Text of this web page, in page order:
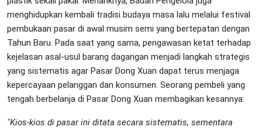
menghidupkan kembali tradisi budaya masa lalu melalui festival
pembukaan pasar di awal musim semi yang bertepatan dengan
Tahun Baru. Pada saat yang sama, pengawasan ketat terhadap
kejelasan asal-usul barang dagangan menjadi langkah strategis
yang sistematis agar Pasar Dong Xuan dapat terus menjaga
kepercayaan pelanggan dan konsumen. Seorang pembeli yang
tengah berbelanja di Pasar Dong Xuan membagikan kesannya:
"Kios-kios di pasar ini ditata secara sistematis, sementara